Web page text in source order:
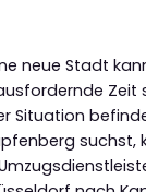
neue Stadt
Zeit
Situation
suchst,